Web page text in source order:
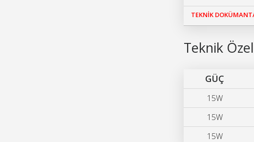
TEKNİK
Teknik
GÜÇ
15W
15W
15W